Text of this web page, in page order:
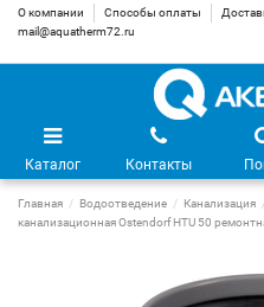
О компании Способы оплаты
mail@aquatherm72.ru
Каталог Контакты
Главная Водоотведение Канализация
канализационная Ostendorf HTU 50